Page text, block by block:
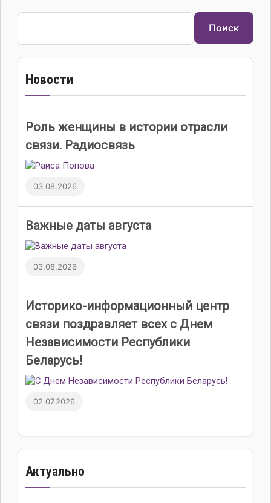
Поиск
Поиск
Новости
Роль женщины в истории отрасли
связи. Радиосвязь
03.08.2026
Важные даты августа
03.08.2026
Историко-информационный центр
связи поздравляет всех с Днем
Независимости Республики
Беларусь!
02.07.2026
Актуально